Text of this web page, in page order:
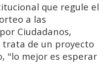
que regule el
a las
Ciudadanos,
trata de un proyecto
"lo mejor es esperar